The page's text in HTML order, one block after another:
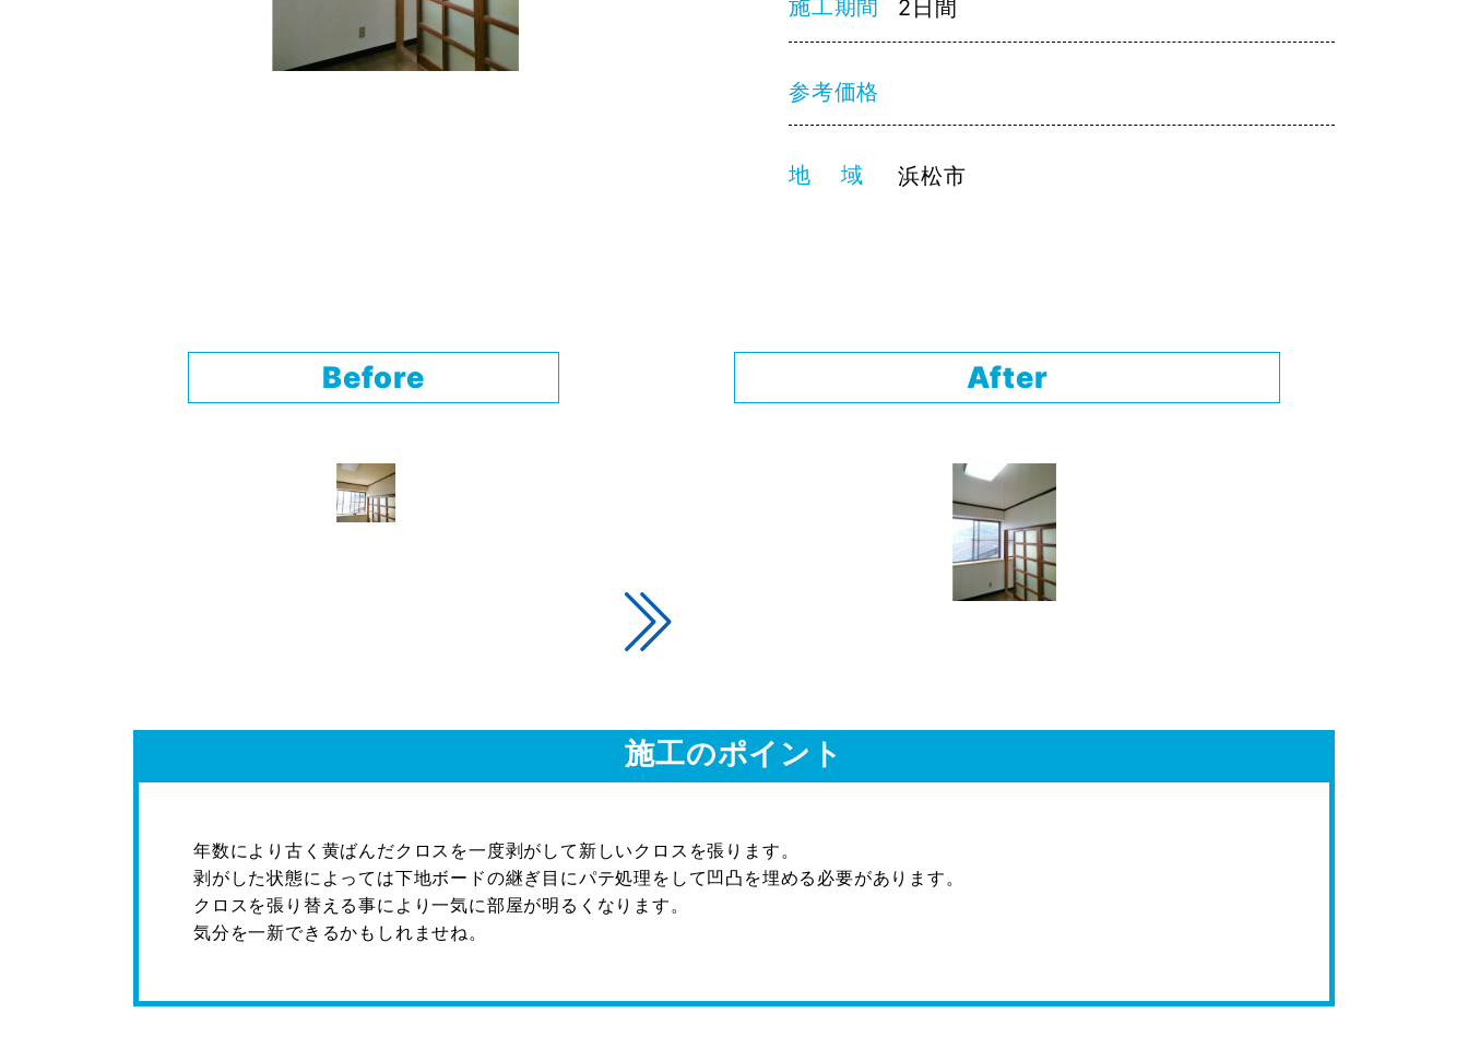
施工期間 2日間
参考価格
地 域 浜松市
Before After
施工のポイント
年数により古く黄ばんだクロスを一度剥がして新しいクロスを張ります。
剥がした状態によっては下地ボードの継ぎ目にパテ処理をして凹凸を埋める必要があります。
クロスを張り替える事により一気に部屋が明るくなります。
気分を一新できるかもしれませね。